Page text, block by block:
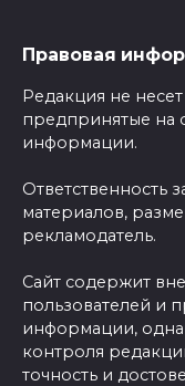
Правовая
Редакция не
предпринятые на
информации.
Ответственность
материалов,
рекламодатель.
Сайт содержит
пользователей и
информации,
контроля
точность и